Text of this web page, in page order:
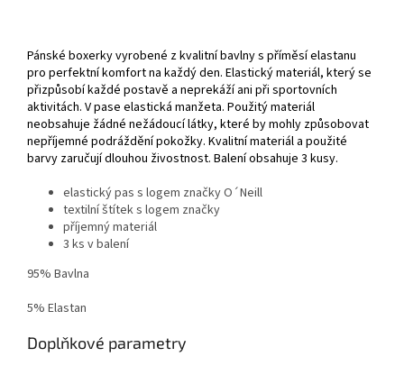
Pánské boxerky vyrobené z kvalitní bavlny s příměsí elastanu
pro perfektní komfort na každý den. Elastický materiál, který se
přizpůsobí každé postavě a neprekáží ani při sportovních
aktivitách. V pase elastická manžeta. Použitý materiál
neobsahuje žádné nežádoucí látky, které by mohly způsobovat
nepříjemné podráždění pokožky. Kvalitní materiál a použité
barvy zaručují dlouhou živostnost. Balení obsahuje 3 kusy.
elastický pas s logem značky O´Neill
textilní štítek s logem značky
příjemný materiál
3 ks v balení
95% Bavlna
5% Elastan
Doplňkové parametry